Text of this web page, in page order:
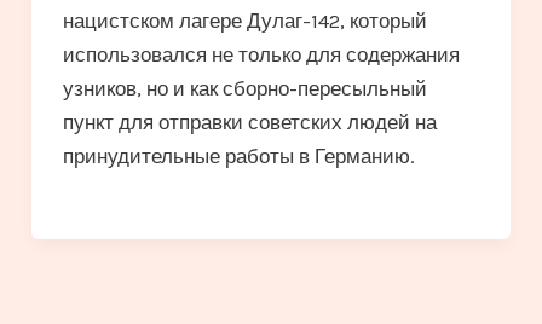
нацистском лагере Дулаг-142, который
использовался не только для содержания
узников, но и как сборно-пересыльный
пункт для отправки советских людей на
принудительные работы в Германию.